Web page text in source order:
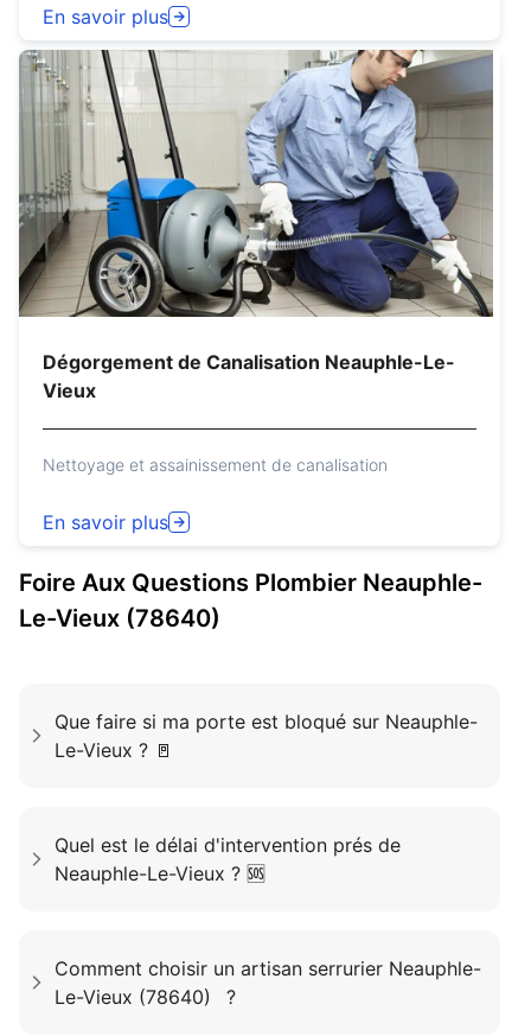
En savoir plus
Dégorgement de Canalisation Neauphle-Le-
Vieux
Nettoyage et assainissement de canalisation
En savoir plus
Foire Aux Questions Plombier Neauphle-
Le-Vieux (78640)
Que faire si ma porte est bloqué sur Neauphle-
Le-Vieux ? 🚪
Quel est le délai d'intervention prés de
Neauphle-Le-Vieux ? 🆘
Comment choisir un artisan serrurier Neauphle-
Le-Vieux (78640) ?